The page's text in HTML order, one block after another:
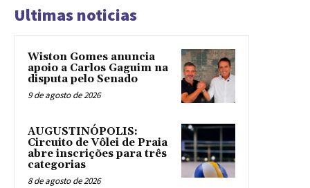
Ultimas noticias
Wiston Gomes anuncia
apoio a Carlos Gaguim na
disputa pelo Senado
9 de agosto de 2026
AUGUSTINÓPOLIS:
Circuito de Vôlei de Praia
abre inscrições para três
categorias
8 de agosto de 2026